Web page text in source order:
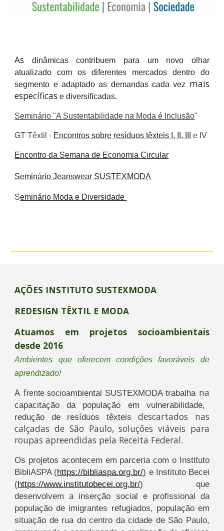
As dinâmicas contribuem para um novo olhar
atualizado com os diferentes mercados dentro do
segmento e adaptado as demandas cada vez mais
específicas e diversificadas.
Seminário "A Sustentabilidade na Moda é Inclusão"
GT Têxtil - Encontros sobre resíduos têxteis I, II, III e IV
Encontro da Semana de Economia Circular
Seminário Jeanswear SUSTEXMODA
Seminário Moda e Diversidade
AÇÕES INSTITUTO SUSTEXMODA
REDESIGN TÊXTIL E MODA
Atuamos em projetos socioambientais
desde 2016
Ambientes que oferecem condições favoráveis de
aprendizado!
A frente socioambiental SUSTEXMODA trabalha na
capacitação dapopulação em vulnerabilidade,
redução de resíduos têxteisdescartados nas
calçadas de São Paulo, soluções viáveis para
roupas apreendidas pela Receita Federal.
Os projetos acontecem em parceria com o Instituto
BibliASPA (https://bibliaspa.org.br/) e Instituto Becei
(https://www.institutobecei.org.br/) que
desenvolvem a inserção social e profissional da
população de imigrantes refugiados, populaçãoem
situação de rua do centro da cidade de São Paulo,